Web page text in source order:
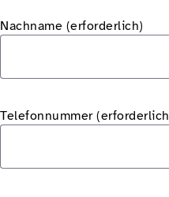
Nachname (erforderlich)
Telefonnummer